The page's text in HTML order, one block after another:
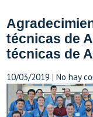
técnicas de
técnicas de
10/03/2019 |No hay